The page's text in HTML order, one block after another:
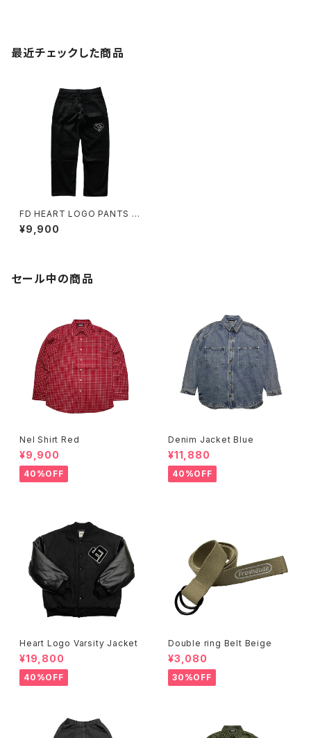
最近チェックした商品
FD HEART LOGO PANTS B
LACK
¥9,900
セール中の商品
Nel Shirt Red
¥9,900
40%OFF
Denim Jacket Blue
¥11,880
40%OFF
Heart Logo Varsity Jacket
¥19,800
40%OFF
Double ring Belt Beige
¥3,080
30%OFF